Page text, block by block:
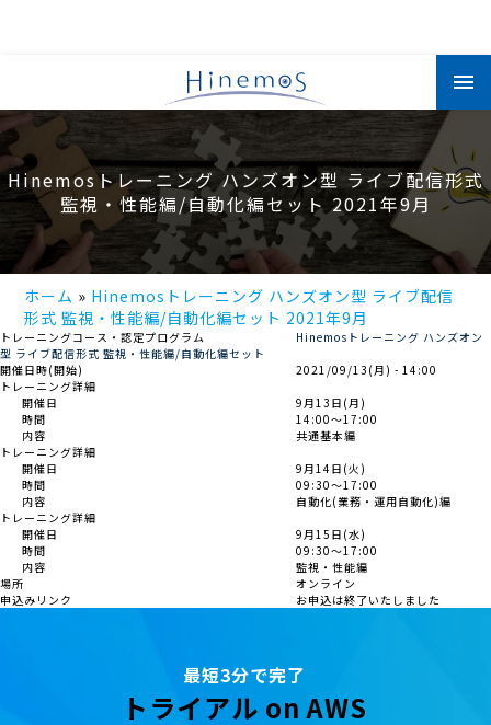
コ
ン
テ
ツHinemosトレーニング ハンズオン型 ライブ配信形式
監視・性能編/自動化編セット 2021年9月
ホーム
Hinemosトレーニング ハンズオン型 ライブ配信
形式 監視・性能編/自動化編セット 2021年9月
トレーニングコース・認定プログラム
Hinemosトレーニング ハンズオン
型 ライブ配信形式 監視・性能編/自動化編セット
開催日時(開始)
2021/09/13(月) - 14:00
トレーニング詳細
開催日
9月13日(月)
時間
14:00～17:00
内容
共通基本編
トレーニング詳細
開催日
9月14日(火)
時間
09:30～17:00
内容
自動化(業務・運用自動化)編
トレーニング詳細
開催日
9月15日(水)
時間
09:30～17:00
内容
監視・性能編
場所
オンライン
申込みリンク
お申込は終了いたしました
最短3分で完了
トライアル on AWS